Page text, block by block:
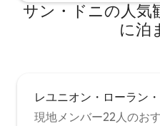
サン・ドニの人気
に泊
レユニオン・ローラン
現地メンバー22人のお